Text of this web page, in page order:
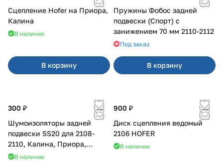
Сцепление Hofer на Приора,
Калина
В наличии
В корзину
Пружины Фобос задней
подвески (Спорт) с
занижением 70 мм 2110-2112
Под заказ
В корзину
300 ₽
Шумоизоляторы задней
подвески SS20 для 2108-
2110, Калина, Приора,
Гранта
В наличии
900 ₽
Диск сцепления ведомый
2106 HOFER
В наличии